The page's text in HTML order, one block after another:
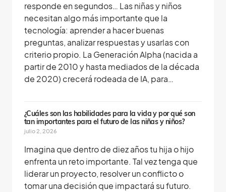
responde en segundos… Las niñas y niños
necesitan algo más importante que la
tecnología: aprender a hacer buenas
preguntas, analizar respuestas y usarlas con
criterio propio. La Generación Alpha (nacida a
partir de 2010 y hasta mediados de la década
de 2020) crecerá rodeada de IA, para…
¿Cuáles son las habilidades para la vida y por qué son
tan importantes para el futuro de las niñas y niños?
julio 2, 2026
Imagina que dentro de diez años tu hija o hijo
enfrenta un reto importante. Tal vez tenga que
liderar un proyecto, resolver un conflicto o
tomar una decisión que impactará su futuro.